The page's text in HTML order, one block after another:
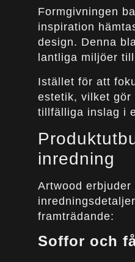
Formgivningen
inspiration
design. Denna
lantliga miljöer
Istället för att
estetik, vilket gör
tillfälliga inslag i
inredning
Artwood
framträdande:
Soffor och